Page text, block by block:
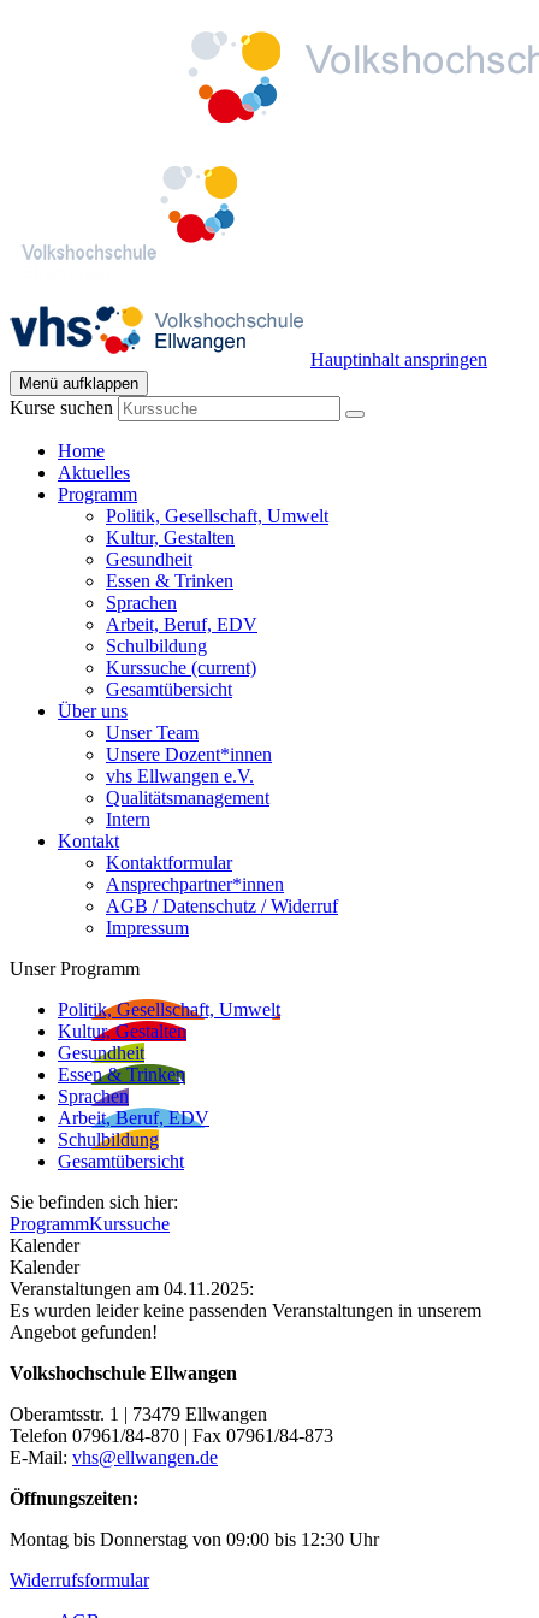
Hauptinhalt anspringen
Menü aufklappen
Kurse suchen
Home
Aktuelles
Programm
Politik, Gesellschaft, Umwelt
Kultur, Gestalten
Gesundheit
Essen & Trinken
Sprachen
Arbeit, Beruf, EDV
Schulbildung
Kurssuche (current)
Gesamtübersicht
Über uns
Unser Team
Unsere Dozent*innen
vhs Ellwangen e.V.
Qualitätsmanagement
Intern
Kontakt
Kontaktformular
Ansprechpartner*innen
AGB / Datenschutz / Widerruf
Impressum
Unser Programm
Politik, Gesellschaft, Umwelt
Kultur, Gestalten
Gesundheit
Essen & Trinken
Sprachen
Arbeit, Beruf, EDV
Schulbildung
Gesamtübersicht
Sie befinden sich hier:
ProgrammKurssuche
Kalender
Kalender
Veranstaltungen am 04.11.2025:
Es wurden leider keine passenden Veranstaltungen in unserem
Angebot gefunden!
Volkshochschule Ellwangen
Oberamtsstr. 1 | 73479 Ellwangen
Telefon 07961/84-870 | Fax 07961/84-873
E-Mail: vhs@ellwangen.de
Öffnungszeiten:
Montag bis Donnerstag von 09:00 bis 12:30 Uhr
Widerrufsformular